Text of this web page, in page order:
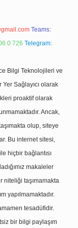
Teams:
0 726 Telegram:
Bilgi Teknolojileri ve
Yer Sağlayıcı olarak
proaktif olarak
Ancak,
olup, siteye
Bu internet sitesi,
hiçbir bağlantısı
makaleler
niteliği taşımamakta
yapılmamaktadır.
tesadüfidir.
bir bilgi paylaşım